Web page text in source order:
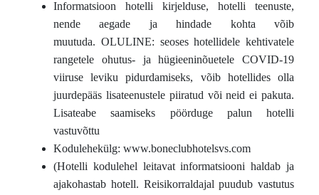
Informatsioon hotelli kirjelduse, hotelli teenuste,
nende aegade ja hindade kohta võib
muutuda. OLULINE: seoses hotellidele kehtivatele
rangetele ohutus- ja hügieeninõuetele COVID-19
viiruse leviku pidurdamiseks, võib hotellides olla
juurdepääs lisateenustele piiratud või neid ei pakuta.
Lisateabe saamiseks pöörduge palun hotelli
vastuvõttu
Kodulehekülg: www.boneclubhotelsvs.com
(Hotelli kodulehel leitavat informatsiooni haldab ja
ajakohastab hotell. Reisikorraldajal puudub vastutus